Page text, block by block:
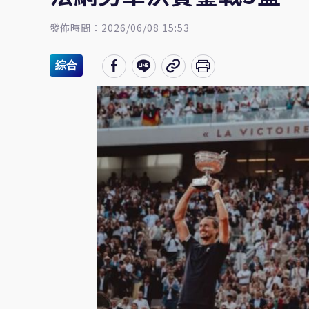
發佈時間：2026/06/08 15:53
綜合